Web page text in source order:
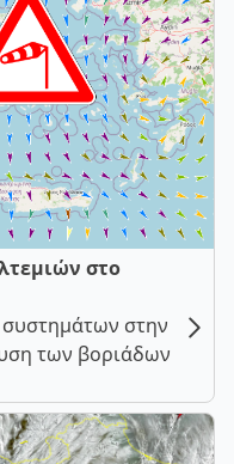
στο
στην
των βοριάδων